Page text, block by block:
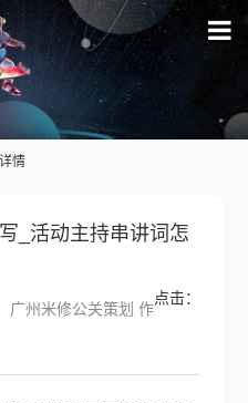
情
_活动主持串讲词怎
点击：
广州米修公关策划 作